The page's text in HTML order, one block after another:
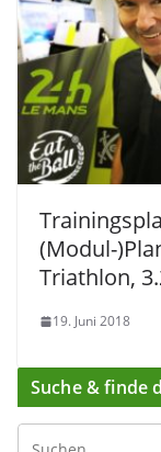
(Modul-
Triathlon,
19. Juni 2018
Suche & finde